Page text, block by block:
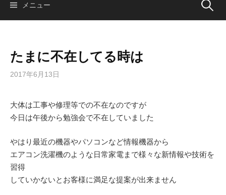
メニュー 検
たまに不在してる時は
2017年6月13日
大体は工事や修理等での不在なのですが
今日は午後から勉強会で不在していました
やはり最近の機器やパソコンなど情報機器から
エアコン洗濯機のような日常家電まで様々な新情報や技術を
習得
していかないとお客様に満足な提案が出来ません